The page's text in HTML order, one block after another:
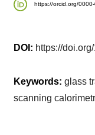
https://orcid.org/
DOI: https://
Keywords: glass
scanning